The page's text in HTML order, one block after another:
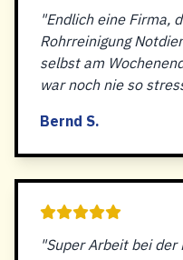
"Endlich eine Firma,
Rohrreinigung
selbst am
war noch nie so
Bernd S.
"Super Arbeit bei der